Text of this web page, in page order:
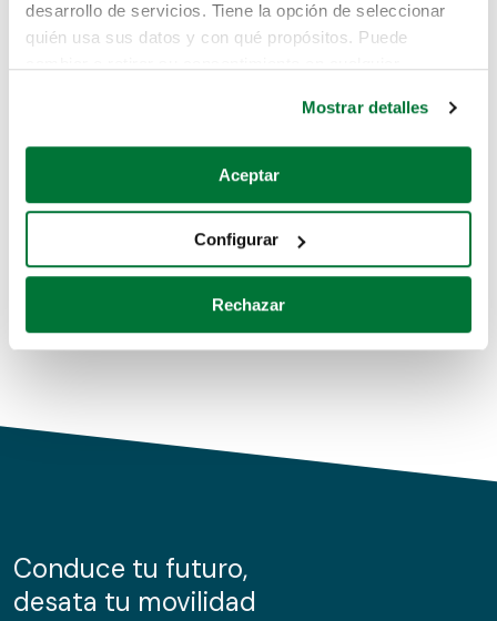
desarrollo de servicios. Tiene la opción de seleccionar
quién usa sus datos y con qué propósitos. Puede
Si lo permite, también quisiéramos:
Recopilar información sobre su ubicación geográfica
Identificar su dispositivo analizándolo activamente
para buscar características específicas (huellas
Obtenga más información sobre cómo se procesan sus
de cookies.
información sobre el uso que haga del sitio web con
nuestros partners de redes sociales, publicidad y análisis
Mostrar detalles
Aceptar
Configurar
Rechazar
Pero puedes encontrar el coche que estás
buscando en alguno de estos enlaces:
Coches de segunda mano
Coches de km0
Conduce tu futuro,
desata tu movilidad